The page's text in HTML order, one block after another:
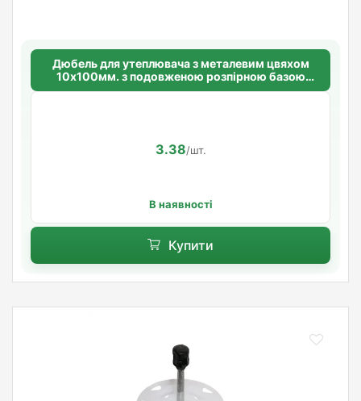
Дюбель для утеплювача з металевим цвяхом
10х100мм. з подовженою розпірною базою
Standart
3.38/шт.
В наявності
Купити